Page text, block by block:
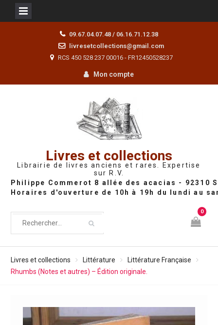
09.67.04.07.48 / 06.16.71.12.38
livresetcollections@gmail.com
RCS 450 528 237 00016 - FR12450528237
Mon compte
Livres et collections
Librairie de livres anciens et rares. Expertise
sur R.V.
0
Livres et collections Littérature
Littérature Française
Rhumbs (Notes et autres) – Édition originale.